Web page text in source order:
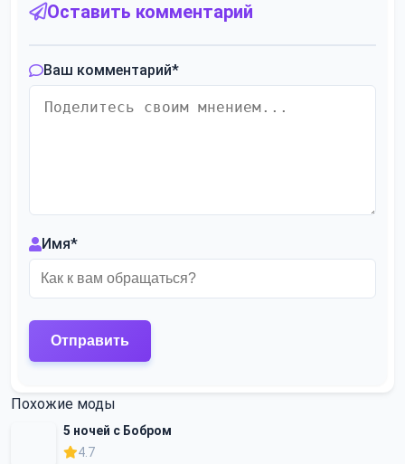
Оставить комментарий
Ваш комментарий*
Имя*
Похожие моды
5 ночей с Бобром
4.7